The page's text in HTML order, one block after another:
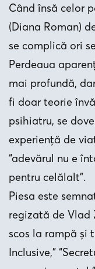
Când însă celor
(Diana Roman)
se complică ori
Perdeaua
mai profundă,
fi doar teorie
psihiatru, se
experienţă de
“adevărul nu e
pentru celălalt”.
Piesa este
regizată de Vlad
scos la rampă și
Inclusive,”